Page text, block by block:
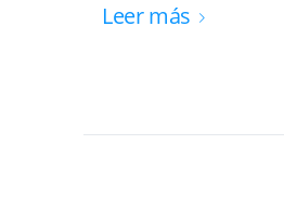
Leer más